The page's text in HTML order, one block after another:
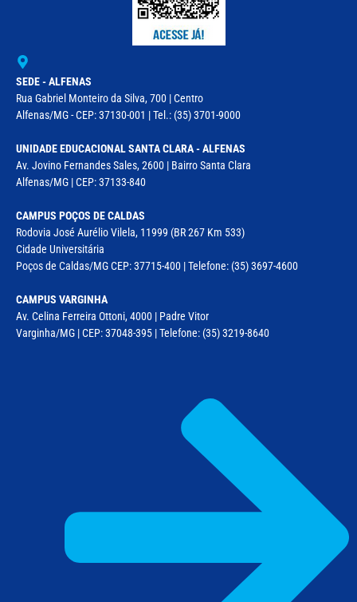
SEDE - ALFENAS
Rua Gabriel Monteiro da Silva, 700 | Centro
Alfenas/MG - CEP: 37130-001 | Tel.: (35) 3701-9000
UNIDADE EDUCACIONAL SANTA CLARA - ALFENAS
Av. Jovino Fernandes Sales, 2600 | Bairro Santa Clara
Alfenas/MG | CEP: 37133-840
CAMPUS POÇOS DE CALDAS
Rodovia José Aurélio Vilela, 11999 (BR 267 Km 533)
Cidade Universitária
Poços de Caldas/MG CEP: 37715-400 | Telefone: (35) 3697-4600
CAMPUS VARGINHA
Av. Celina Ferreira Ottoni, 4000 | Padre Vitor
Varginha/MG | CEP: 37048-395 | Telefone: (35) 3219-8640